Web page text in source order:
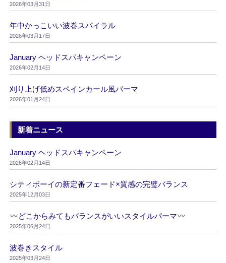
2026年03月31日
年中かっこいい波巻スパイラル
2026年03月17日
January ヘッドスパキャンペーン
2026年02月14日
刈り上げ低めスペインカール風パーマ
2026年01月24日
新着ニュース
January ヘッドスパキャンペーン
2026年02月14日
シティボーイの新定番フェード×質感の完璧バランス
2025年12月03日
どこからみてもバランスがいいスタイルパーマ
2025年06月24日
波巻きスタイル
2025年03月24日